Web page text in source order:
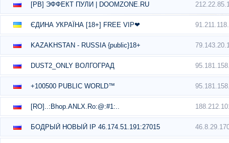
[PB] ЭФФЕКТ ПУЛИ | DOOMZONE.RU
ЄДИНА УКРАЇНА [18+] FREE VIP❤
KAZAKHSTAN - RUSSIA {public}18+
DUST2_ONLY ВОЛГОГРАД
+100500 PUBLIC WORLD™
[RO]..:Bhop.ANLX.Ro:@:#1:..
БОДРЫЙ НОВЫЙ IP 46.174.51.191:27015